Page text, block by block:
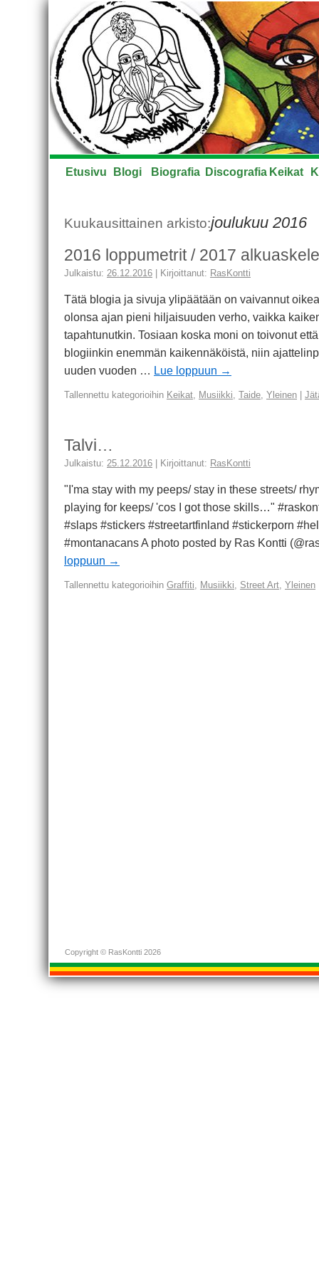
Etusivu Blogi Biografia Discografia Keikat
Kuukausittainen arkisto:joulukuu 2016
2016 loppumetrit / 2017
Julkaistu: 26.12.2016 Kirjoittanut: RasKontti
Tätä blogia ja sivuja ylipäätään on vaivannut
olonsa ajan pieni hiljaisuuden verho, vaikka
tapahtunutkin. Tosiaan koska moni on toivonut
blogiinkin enemmän kaikennäköistä, niin
uuden vuoden … Lue loppuun →
Tallennettu kategorioihin Keikat, Musiikki, Taide, Yleinen
Talvi…
Julkaistu: 25.12.2016 Kirjoittanut: RasKontti
"I'ma stay with my peeps/ stay in these streets/
playing for keeps/ 'cos I got those skills…"
#slaps #stickers #streetartfinland #stickerporn
#montanacans A photo posted by Ras Kontti
loppuun →
Tallennettu kategorioihin Graffiti, Musiikki, Street Art, Yleinen
Copyright © RasKontti 2026